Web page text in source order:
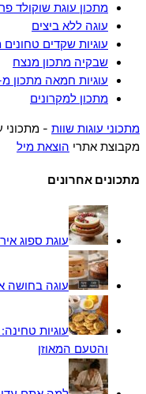
מתכון עוגת שוקולד
עוגה ללא ביצים
עוגיות שקדים טחונים
שבקיה מתכון מנצח
עוגיות חמאה מתכון מ-3
מתכון למקרונים
מתכוני עוגות שוות - מתכוני
מקבוצת אתרי הוצאת מיל
מתכונים אחרונים
עוגת ספוג אירופאית
עוגה בחושה
עוגיות
והטעם המאוזן